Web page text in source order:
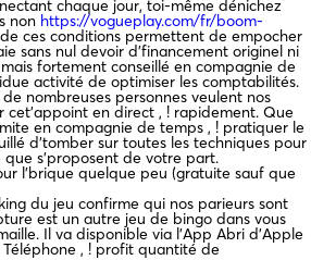
chaque jour, toi-même dénichez
non https://vogueplay.com/fr/boom-
ces conditions permettent de empocher
sans nul devoir d’financement originel ni
fortement conseillé en compagnie de
activité de optimiser les comptabilités.
de nombreuses personnes veulent nos
cet’appoint en direct , ! rapidement. Que
en compagnie de temps , ! pratiquer le
d’tomber sur toutes les techniques pour
s’proposent de votre part.
l’brique quelque peu (gratuite sauf que
du jeu confirme qui nos parieurs sont
est un autre jeu de bingo dans vous
Il va disponible via l’App Abri d’Apple
, ! profit quantité de